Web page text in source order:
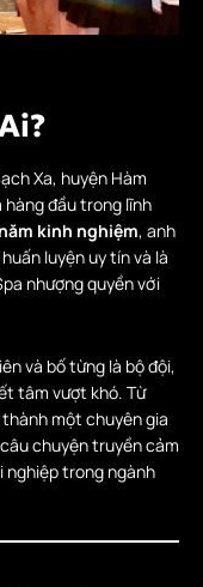
Xa, huyện Hàm
hàng đầu trong lĩnh
kinh nghiệm, anh
luyện uy tín và là
nhượng quyền với
và bố từng là bộ đội,
tâm vượt khó. Từ
một chuyên gia
chuyện truyền cảm
nghiệp trong ngành